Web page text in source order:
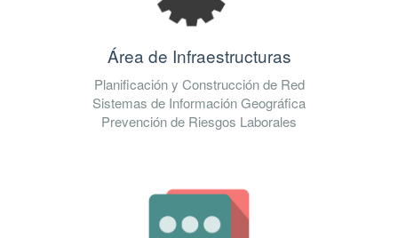
Área de Infraestructuras
Planificación y Construcción de Red
Sistemas de Información Geográfica
Prevención de Riesgos Laborales